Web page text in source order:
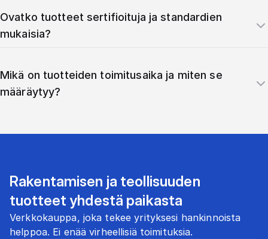
Ovatko tuotteet sertifioituja ja standardien
mukaisia?
Mikä on tuotteiden toimitusaika ja miten se
määräytyy?
Rakentamisen ja teollisuuden
tuotteet yhdestä paikasta
Verkkokauppa, joka tekee yrityksesi hankinnoista
helppoa. Ei enää virheellisiä toimituksia.